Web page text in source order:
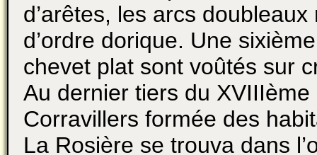
d’arêtes, les arcs
d’ordre dorique. Une
chevet plat sont voûtés sur
Au dernier tiers du
Corravillers formée des
La Rosière se trouva dans